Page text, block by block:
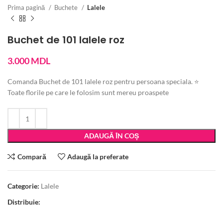
Prima pagină Buchete Lalele
Buchet de 101 lalele roz
3.000MDL
Comanda Buchet de 101 lalele roz pentru persoana speciala. ⭐
Toate florile pe care le folosim sunt mereu proaspete
ADAUGĂ ÎN COȘ
Compară Adaugă la preferate
Categorie: Lalele
Distribuie: